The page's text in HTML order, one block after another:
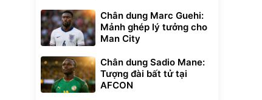
Chân dung Marc Guehi:
Mảnh ghép lý tưởng cho
Man City
Chân dung Sadio Mane:
Tượng đài bất tử tại
AFCON